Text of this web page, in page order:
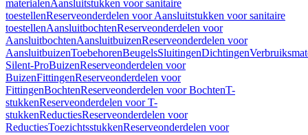
materialenAansluitstukken voor sanitaire
toestellenReserveonderdelen voor Aansluitstukken voor sanitaire
toestellenAansluitbochtenReserveonderdelen voor
AansluitbochtenAansluitbuizenReserveonderdelen voor
AansluitbuizenToebehorenBeugelsSluitingenDichtingen
Silent-ProBuizenReserveonderdelen voor
BuizenFittingenReserveonderdelen voor
FittingenBochtenReserveonderdelen voor BochtenT-
stukkenReserveonderdelen voor T-
stukkenReductiesReserveonderdelen voor
ReductiesToezichtsstukkenReserveonderdelen voor